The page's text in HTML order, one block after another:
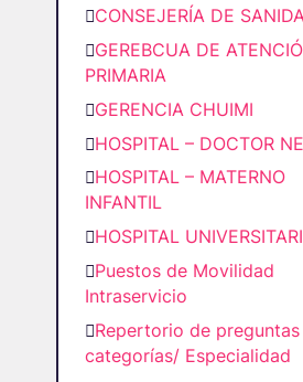
CONSEJERÍA DE
GEREBCUA DE
PRIMARIA
GERENCIA CHUIMI
HOSPITAL – DOCTOR
HOSPITAL – MATERNO
INFANTIL
HOSPITAL
Puestos de Movilidad
Intraservicio
Repertorio de
categorías/ Especialidad